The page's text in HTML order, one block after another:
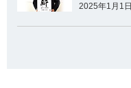
2025年1月1日